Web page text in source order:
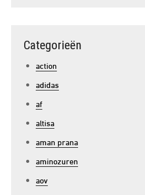
Categorieën
action
adidas
af
altisa
aman prana
aminozuren
aov